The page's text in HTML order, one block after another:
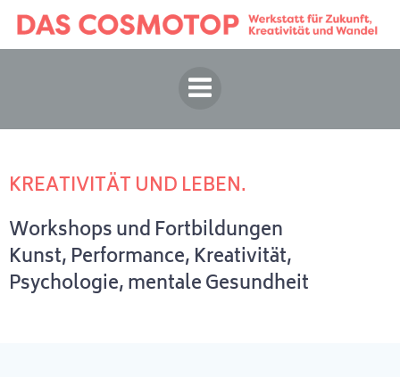
Springe
zum
Inhalt
KREATIVITÄT UND LEBEN.
Workshops und Fortbildungen
Kunst, Performance, Kreativität,
Psychologie, mentale Gesundheit